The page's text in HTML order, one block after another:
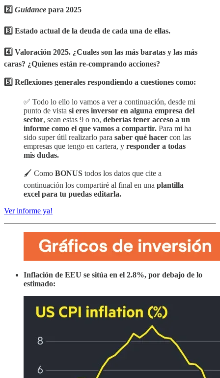
2️⃣ Guidance para 2025
3️⃣ Estado actual de la deuda de cada una de ellas.
4️⃣ Valoración 2025. ¿Cuales son las más baratas y las más
caras? ¿Quienes están re-comprando acciones?
5️⃣ Reflexiones generales respondiendo a cuestiones como:
✅ Todo lo ello lo vamos a ver a continuación, desde mi
punto de vista si eres inversor en alguna empresa del
sector, sean estas 9 o no, deberías tener acceso a un
informe como el que vamos a compartir. Para mi ha
sido super útil realizarlo para saber qué hacer con las
empresas que tengo en cartera, y responder a todas
mis dudas.
🖌️ Como BONUS todos los datos que cite a
continuación los compartiré al final en una plantilla
excel para tu puedas editarla.
Ver informe ya!
Inflación de EEU se sitúa en el 2.8%, por debajo de lo
estimado: